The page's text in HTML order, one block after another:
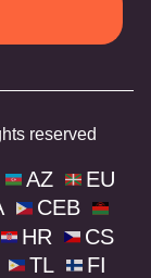
reserved
AZ
EU
CEB
HR
CS
TL
FI